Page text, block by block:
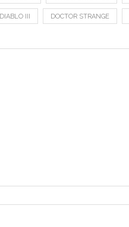
DIABLO III DOCTOR STRANGE